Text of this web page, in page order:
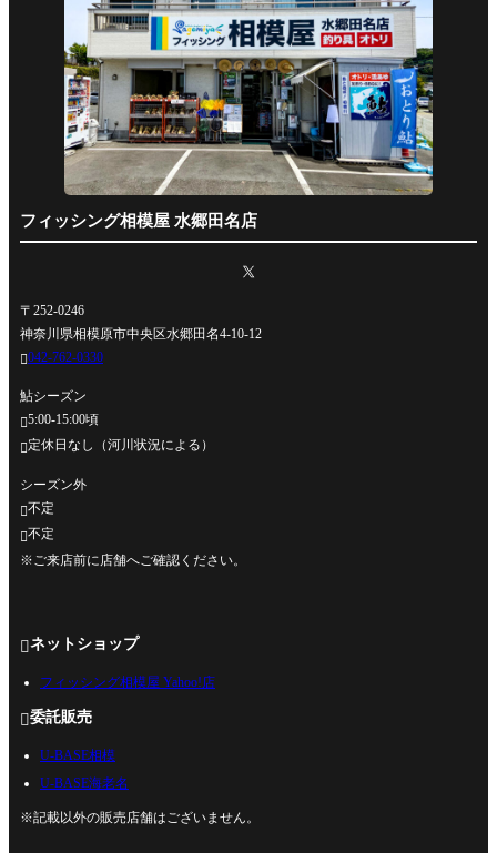
フィッシング相模屋 水郷田名店
〒252-0246
神奈川県相模原市中央区水郷田名4-10-12
042-762-0330
鮎シーズン
5:00-15:00頃
定休日なし（河川状況による）
シーズン外
不定
不定
※ご来店前に店舗へご確認ください。
ネットショップ
フィッシング相模屋 Yahoo!店
委託販売
U-BASE相模
U-BASE海老名
※記載以外の販売店舗はございません。